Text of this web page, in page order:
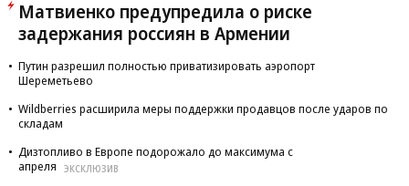
Матвиенко предупредила о риске
задержания россиян в Армении
Путин разрешил полностью приватизировать аэропорт
Шереметьево
Wildberries расширила меры поддержки продавцов после ударов по
складам
Дизтопливо в Европе подорожало до максимума с
апреля
ЭКСКЛЮЗИВ